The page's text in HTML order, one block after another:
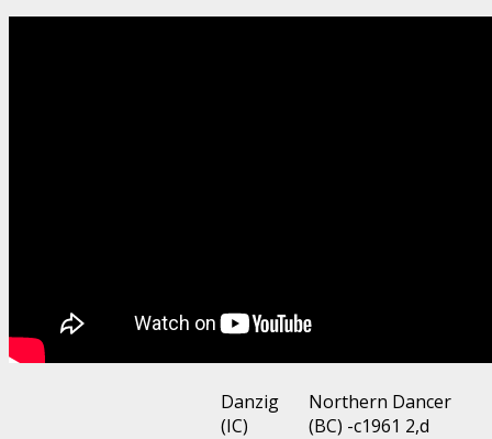
Danzig
(IC)
Northern Dancer
(BC) -c1961 2,d